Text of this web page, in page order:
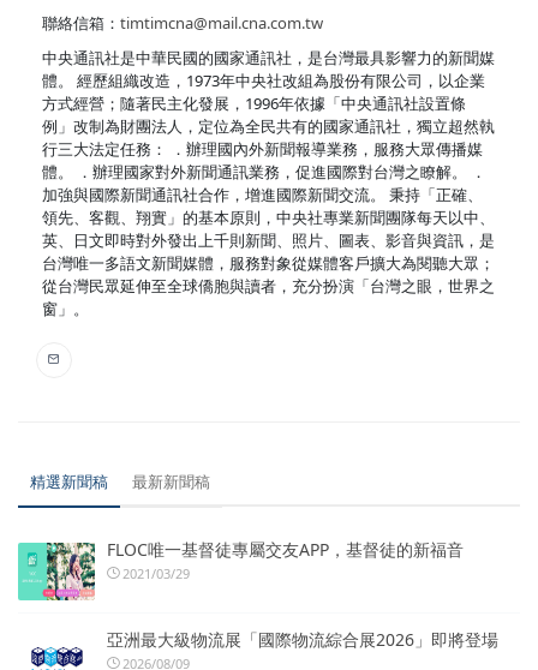
聯絡信箱： timtimcna@mail.cna.com.tw
中央通訊社是中華民國的國家通訊社，是台灣最具影響力的新聞媒
體。 經歷組織改造，1973年中央社改組為股份有限公司，以企業
方式經營；隨著民主化發展，1996年依據「中央通訊社設置條
例」改制為財團法人，定位為全民共有的國家通訊社，獨立超然執
行三大法定任務： ．辦理國內外新聞報導業務，服務大眾傳播媒
體。 ．辦理國家對外新聞通訊業務，促進國際對台灣之瞭解。 ．
加強與國際新聞通訊社合作，增進國際新聞交流。 秉持「正確、
領先、客觀、翔實」的基本原則，中央社專業新聞團隊每天以中、
英、日文即時對外發出上千則新聞、照片、圖表、影音與資訊，是
台灣唯一多語文新聞媒體，服務對象從媒體客戶擴大為閱聽大眾；
從台灣民眾延伸至全球僑胞與讀者，充分扮演「台灣之眼，世界之
窗」。
精選新聞稿 最新新聞稿
FLOC唯一基督徒專屬交友APP，基督徒的新福音
2021/03/29
亞洲最大級物流展「國際物流綜合展2026」即將登場
2026/08/09